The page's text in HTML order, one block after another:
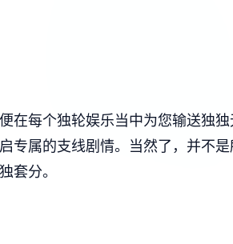
在每个独轮娱乐当中为您输送独
专属的支线剧情。当然了，并不
套分。